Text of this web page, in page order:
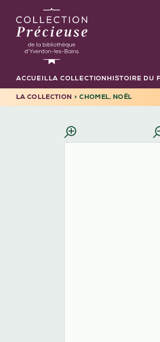
contenu
principal
principale
ACCUEIL LA COLLECTION HISTOIRE DU
FIL
D'ARIANE
LA COLLECTION CHOMEL, NOËL